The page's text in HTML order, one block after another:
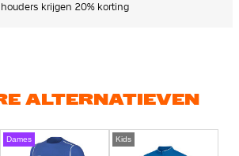
krijgen 20% korting
ALTERNATIEVEN
Dames Kids